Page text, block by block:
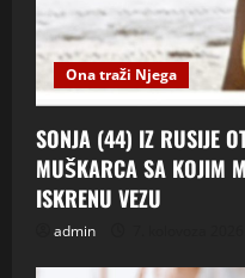
Ona traži Njega
SONJA (44) IZ RUSIJE
MUŠKARCA SA KOJIM
ISKRENU VEZU
admin